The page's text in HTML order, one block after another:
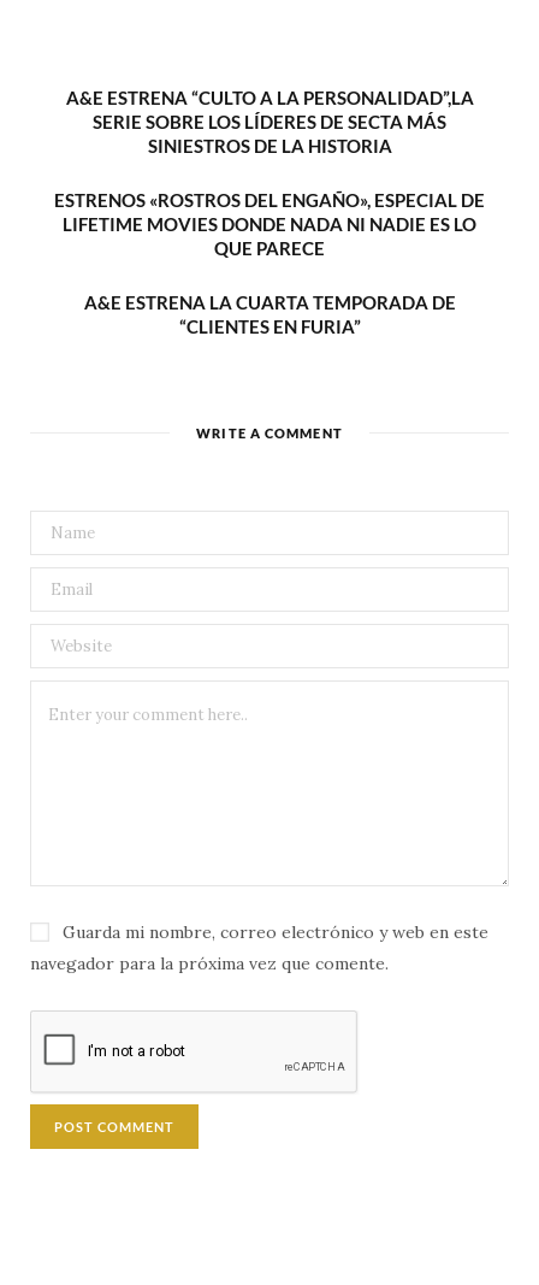
A&E ESTRENA “CULTO A LA PERSONALIDAD”,LA
SERIE SOBRE LOS LÍDERES DE SECTA MÁS
SINIESTROS DE LA HISTORIA
ESTRENOS «ROSTROS DEL ENGAÑO», ESPECIAL DE
LIFETIME MOVIES DONDE NADA NI NADIE ES LO
QUE PARECE
A&E ESTRENA LA CUARTA TEMPORADA DE
“CLIENTES EN FURIA”
WRITE A COMMENT
Guarda mi nombre, correo electrónico y web en este
navegador para la próxima vez que comente.